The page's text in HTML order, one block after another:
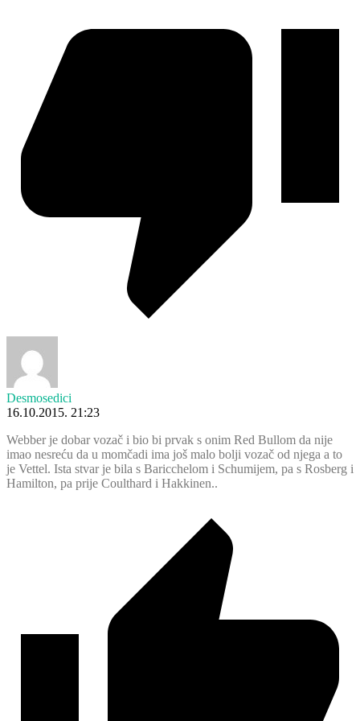
Desmosedici
16.10.2015. 21:23
Webber je dobar vozač i bio bi prvak s onim Red Bullom da nije
imao nesreću da u momčadi ima još malo bolji vozač od njega a to
je Vettel. Ista stvar je bila s Baricchelom i Schumijem, pa s Rosberg i
Hamilton, pa prije Coulthard i Hakkinen..